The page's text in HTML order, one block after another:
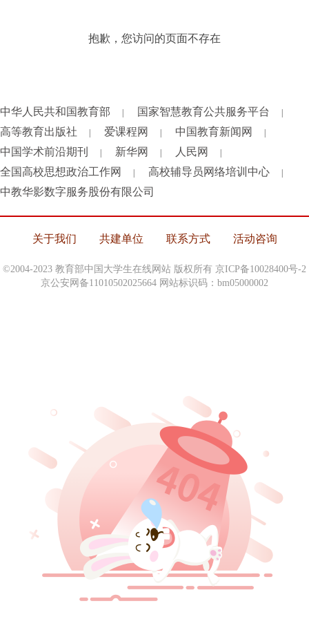
抱歉，您访问的页面不存在
中华人民共和国教育部 国家智慧教育公共服务平台
高等教育出版社 爱课程网 中国教育新闻网
中国学术前沿期刊 新华网 人民网
全国高校思想政治工作网 高校辅导员网络培训中心
中教华影数字服务股份有限公司
关于我们 共建单位 联系方式 活动咨询
©2004-2023 教育部中国大学生在线网站 版权所有 京ICP备10028400号-2
京公安网备11010502025664 网站标识码：bm05000002